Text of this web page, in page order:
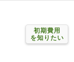
初期費用
を知りたい